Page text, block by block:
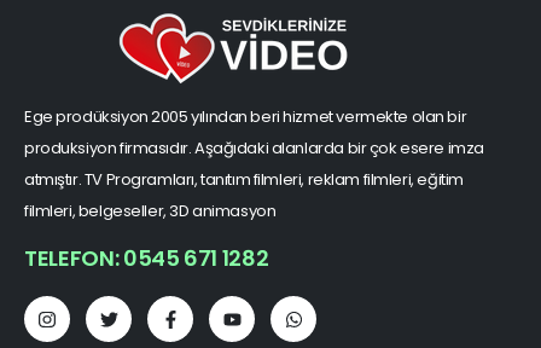
Ege prodüksiyon 2005 yılından beri hizmet vermekte olan bir
produksiyon firmasıdır. Aşağıdaki alanlarda bir çok esere imza
atmıştır. TV Programları, tanıtım filmleri, reklam filmleri, eğitim
filmleri, belgeseller, 3D animasyon
TELEFON: 0545 671 1282